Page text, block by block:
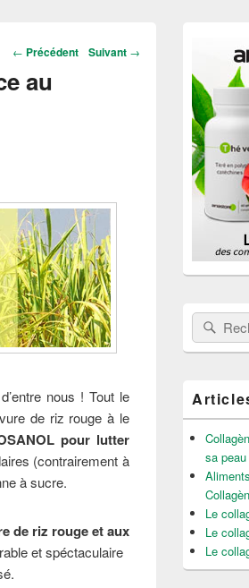
Navigation
les
← Précédent Suivant →
au
nous ! Tout le
de riz rouge à le
pour lutter
(contrairement à
à sucre.
de riz rouge et aux
et spéctaculaire
widget
pour
barre
latérale
Rechercher :
sa peau
Le
Le
Le